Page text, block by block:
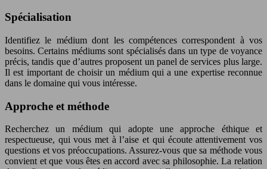
Spécialisation
Identifiez le médium dont les compétences correspondent à vos
besoins. Certains médiums sont spécialisés dans un type de voyance
précis, tandis que d’autres proposent un panel de services plus large.
Il est important de choisir un médium qui a une expertise reconnue
dans le domaine qui vous intéresse.
Approche et méthode
Recherchez un médium qui adopte une approche éthique et
respectueuse, qui vous met à l’aise et qui écoute attentivement vos
questions et vos préoccupations. Assurez-vous que sa méthode vous
convient et que vous êtes en accord avec sa philosophie. La relation